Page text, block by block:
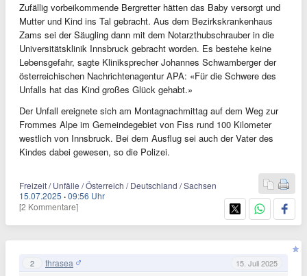
Zufällig vorbeikommende Bergretter hätten das Baby versorgt und
Mutter und Kind ins Tal gebracht. Aus dem Bezirkskrankenhaus
Zams sei der Säugling dann mit dem Notarzthubschrauber in die
Universitätsklinik Innsbruck gebracht worden. Es bestehe keine
Lebensgefahr, sagte Kliniksprecher Johannes Schwamberger der
österreichischen Nachrichtenagentur APA: «Für die Schwere des
Unfalls hat das Kind großes Glück gehabt.»
Der Unfall ereignete sich am Montagnachmittag auf dem Weg zur
Frommes Alpe im Gemeindegebiet von Fiss rund 100 Kilometer
westlich von Innsbruck. Bei dem Ausflug sei auch der Vater des
Kindes dabei gewesen, so die Polizei.
Freizeit / Unfälle / Österreich / Deutschland / Sachsen
15.07.2025 ·09:56 Uhr
[2 Kommentare]
2 thrasea 15. Juli 2025